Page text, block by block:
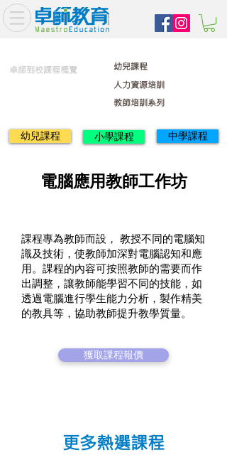
卓師到校課程概覽
人力資源培訓
教師培訓系列
幼兒課程
幼兒課程 小學課程 中學課程
課程專為教師而設， 教授不同的電腦知
識及技術，使教師加深對電腦認知和應
用。課程的內容可按照教師的需要而作
出調整，讓教師能學習不同的技能，如
透過電腦進行學生能力分析，製作精美
的教具等，協助教師提升教學質量。
獲取課程報價
電腦應用教師工作坊
更多熱選課程